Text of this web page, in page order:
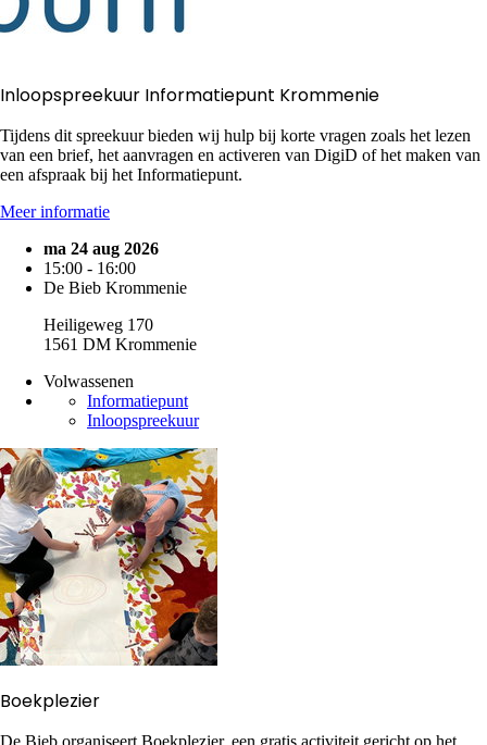
Inloopspreekuur Informatiepunt Krommenie
Tijdens dit spreekuur bieden wij hulp bij korte vragen zoals het lezen
van een brief, het aanvragen en activeren van DigiD of het maken van
een afspraak bij het Informatiepunt.
Meer informatie
ma 24 aug 2026
15:00 - 16:00
De Bieb Krommenie
Heiligeweg 170
1561 DM Krommenie
Volwassenen
Informatiepunt
Inloopspreekuur
Boekplezier
De Bieb organiseert Boekplezier, een gratis activiteit gericht op het